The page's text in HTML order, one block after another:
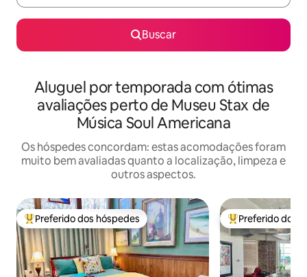
Buscar
Aluguel por temporada com ótimas
avaliações perto de Museu Stax de
Música Soul Americana
Os hóspedes concordam: estas acomodações foram
muito bem avaliadas quanto a localização, limpeza e
outros aspectos.
Entre os melhores preferidos dos hóspedes
Preferido dos hóspedes Entre os
Preferido dos